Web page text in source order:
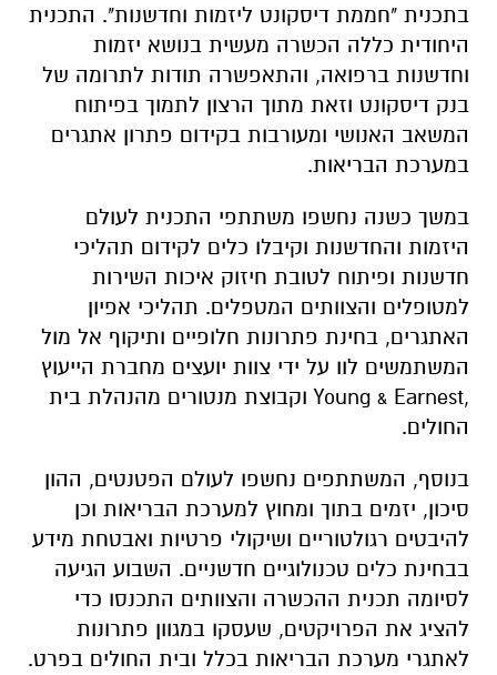
בתכנית "חממת דיסקונט ליזמות וחדשנות". התכנית
היחודית כללה הכשרה מעשית בנושא יזמות
וחדשנות ברפואה, והתאפשרה תודות לתרומה של
בנק דיסקונט וזאת מתוך הרצון לתמוך בפיתוח
המשאב האנושי ומעורבות בקידום פתרון אתגרים
במערכת הבריאות.
במשך כשנה נחשפו משתתפי התכנית לעולם
היזמות והחדשנות וקיבלו כלים לקידום תהליכי
חדשנות ופיתוח לטובת חיזוק איכות השירות
למטופלים והצוותים המטפלים. תהליכי אפיון
האתגרים, בחינת פתרונות חלופיים ותיקוף אל מול
המשתמשים לוו על ידי צוות יועצים מחברת הייעוץ
,Young & Earnest וקבוצת מנטורים מהנהלת בית
החולים.
בנוסף, המשתתפים נחשפו לעולם הפטנטים, ההון
סיכון, יזמים בתוך ומחוץ למערכת הבריאות וכן
להיבטים רגולטוריים ושיקולי פרטיות ואבטחת מידע
בבחינת כלים טכנולוגיים חדשניים. השבוע הגיעה
לסיומה תכנית ההכשרה והצוותים התכנסו כדי
להציג את הפרויקטים, שעסקו במגוון פתרונות
לאתגרי מערכת הבריאות בכלל ובית החולים בפרט.